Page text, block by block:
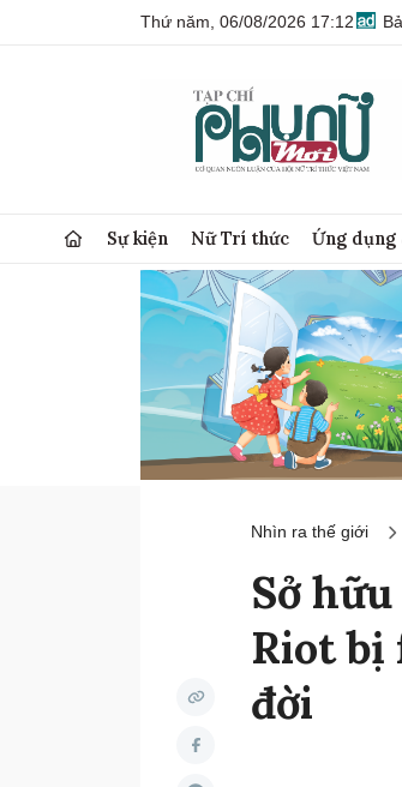
Thứ năm, 06/08/2026 17:12
Sự kiện Nữ Trí thức Ứng dụng
Nhìn ra thế giới
Sở
Riot bị
đời